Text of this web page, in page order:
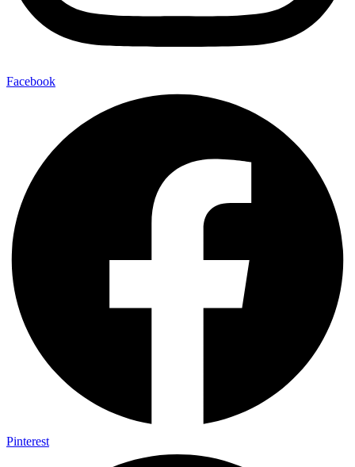
Facebook
Pinterest